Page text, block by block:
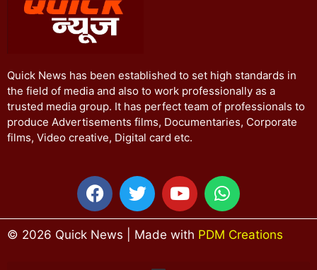
Quick News has been established to set high standards in
the field of media and also to work professionally as a
trusted media group. It has perfect team of professionals to
produce Advertisements films, Documentaries, Corporate
films, Video creative, Digital card etc.
© 2026 Quick News | Made with PDM Creations